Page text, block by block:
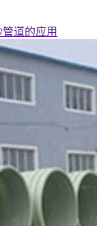
道的应用